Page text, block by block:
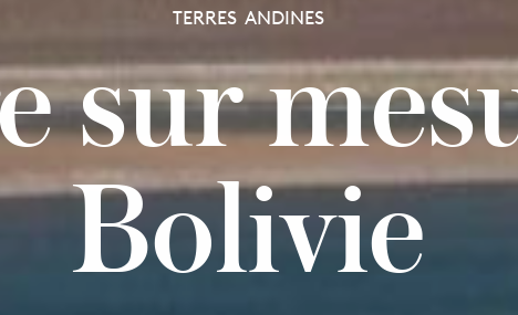
TERRES ANDINES
sur
Bolivie